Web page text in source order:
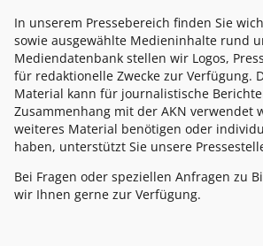
In unserem Pressebereich finden Sie
sowie ausgewählte Medieninhalte rund
Mediendatenbank stellen wir Logos,
für redaktionelle Zwecke zur Verfügung.
Material kann für journalistische
Zusammenhang mit der AKN verwendet
weiteres Material benötigen oder
haben, unterstützt Sie unsere
Bei Fragen oder speziellen Anfragen zu
wir Ihnen gerne zur Verfügung.